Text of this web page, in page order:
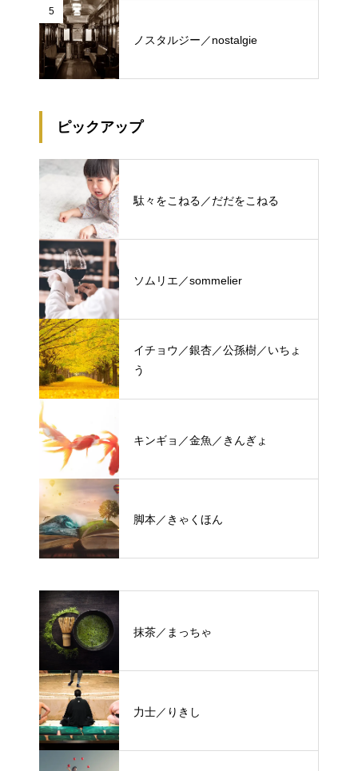
5
ノスタルジー／nostalgie
ピックアップ
駄々をこねる／だだをこねる
ソムリエ／sommelier
イチョウ／銀杏／公孫樹／いちょ
う
キンギョ／金魚／きんぎょ
脚本／きゃくほん
抹茶／まっちゃ
力士／りきし